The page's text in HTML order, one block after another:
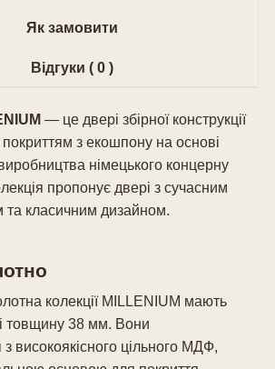
Як замовити
Відгуки ( 0 )
— це двері збірної конструкції
з екошпону на основі
німецького концерну
пропонує двері з сучасним
та класичним дизайном.
колекції MILLENIUM мають
товщину 38 мм. Вони
високоякісного цільного МДФ,